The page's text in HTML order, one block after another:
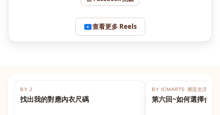
查看更多 Reels
BY 2
找出我的對應內衣尺碼
BY ICMARTS 潮流生活百貨
第六回~如何選擇合適